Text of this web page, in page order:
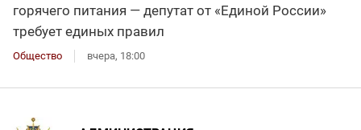
горячего питания — депутат от «Единой России»
требует единых правил
Общество вчера, 18:00